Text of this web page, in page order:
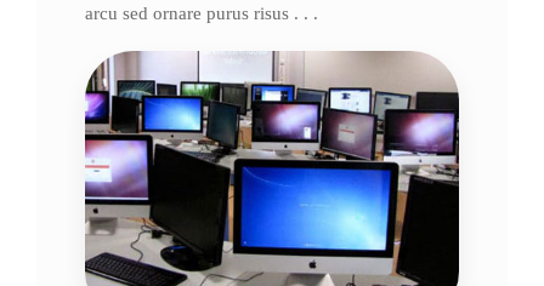
arcu sed ornare purus risus . . .